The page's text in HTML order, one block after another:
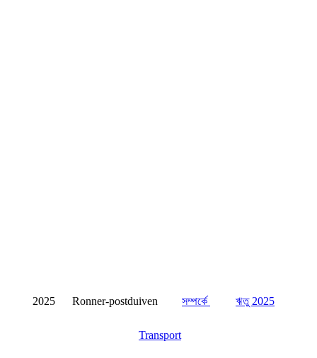
2025 Ronner-postduiven সম্পর্কে ঋতু 2025
Transport